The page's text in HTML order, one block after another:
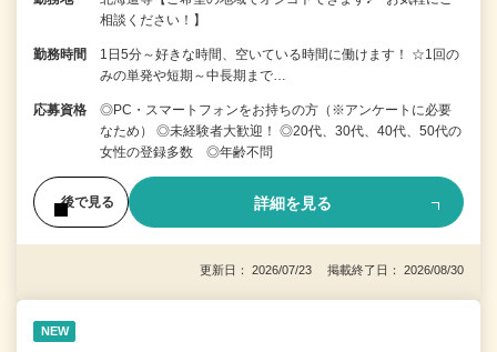
相談ください！】
勤務時間
1日5分～好きな時間、空いている時間に働けます！ ☆1回の
みの単発や短期～中長期まで…
応募資格
◎PC・スマートフォンをお持ちの方（※アンケートに必要
なため） ◎未経験者大歓迎！ ◎20代、30代、40代、50代の
女性の登録多数 ◎年齢不問
後で見る 詳細を見る
更新日： 2026/07/23 掲載終了日： 2026/08/30
NEW